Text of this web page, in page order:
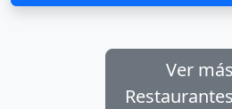
Ver más